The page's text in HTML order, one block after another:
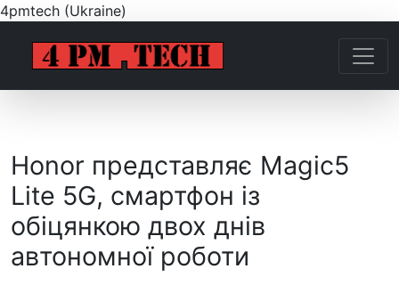
4pmtech (Ukraine)
Honor представляє Magic5
Lite 5G, смартфон із
обіцянкою двох днів
автономної роботи